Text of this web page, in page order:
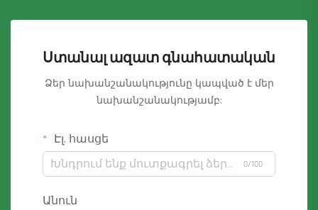
Ստանալ ազատ գնահատական
Ձեր նախանշանակությունը կապված է մեր
նախանշանակությամբ:
Էլ. հասցե
0/100
Անուն